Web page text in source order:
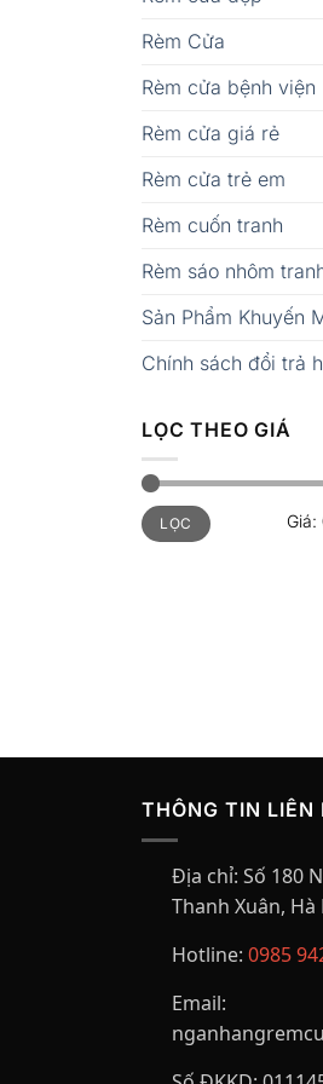
Rèm Cửa
Rèm cửa bệnh viện
Rèm cửa giá rẻ
Rèm cửa trẻ em
Rèm cuốn tranh
Rèm sáo nhôm
Sản Phẩm Khuyến
Chính sách đổi trả
LỌC THEO GIÁ
Giá
tối
thiểu
Giá
tối
đa
LỌC Giá:
THÔNG TIN LIÊN
Địa chỉ: Số 180
Thanh Xuân, Hà
Hotline: 0985
Email: